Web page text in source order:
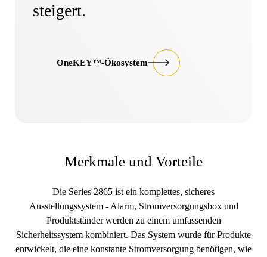
steigert.
OneKEY™-Ökosystem
Merkmale und Vorteile
Die Series 2865 ist ein komplettes, sicheres
Ausstellungssystem - Alarm, Stromversorgungsbox und
Produktständer werden zu einem umfassenden
Sicherheitssystem kombiniert. Das System wurde für Produkte
entwickelt, die eine konstante Stromversorgung benötigen, wie